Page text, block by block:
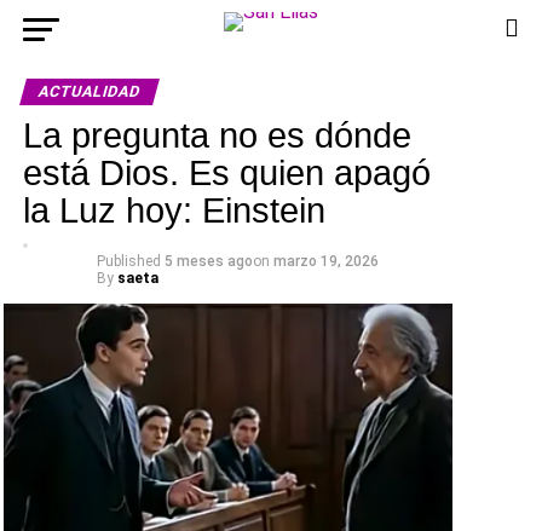
ACTUALIDAD
La pregunta no es dónde
está Dios. Es quien apagó
la Luz hoy: Einstein
Published 5 meses agoon marzo 19, 2026
By saeta